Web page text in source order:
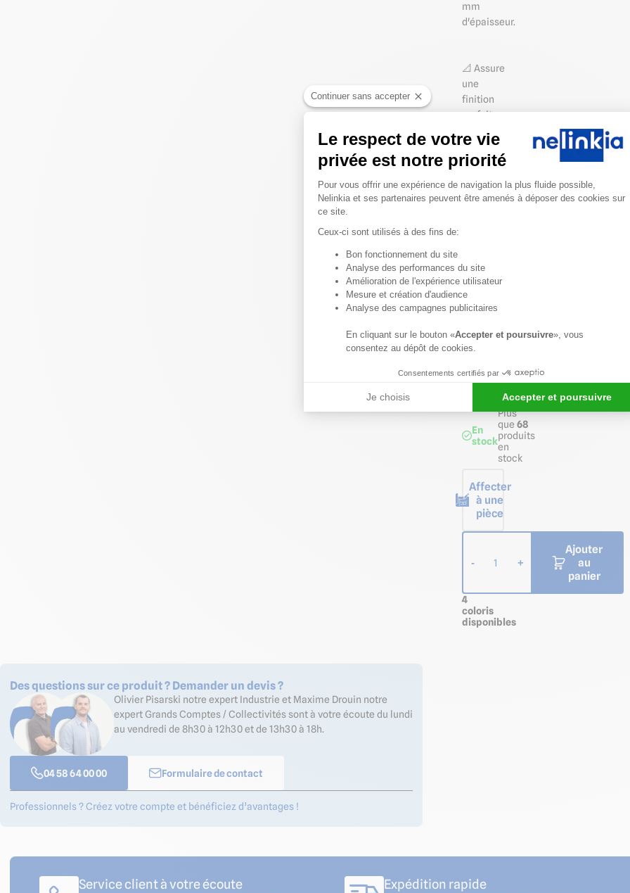
mm
d'épaisseur.
📐 Assure
une
finition
parfaite
⚪️ Coloris
foncé
Voir
détails
SÉLECTIONNEZ
CARACTÉRISTIQUE
1*
Longueur
En
stock
Plus
que 68
produits
en
stock
Affecter
à une
pièce
- 1 +
Ajouter
au
panier
4
coloris
disponibles
Des questions sur ce produit ? Demander un devis ?
Olivier Pisarski notre expert Industrie et Maxime Drouin notre
expert Grands Comptes / Collectivités sont à votre écoute du lundi
au vendredi de 8h30 à 12h30 et de 13h30 à 18h.
04 58 64 00 00 Formulaire de contact
Professionnels ? Créez votre compte et bénéficiez d’avantages !
Service client à votre écoute Expédition rapide
Continuer sans accepter
Le respect de votre vie
privée est notre priorité
Plateforme de Gestion du
Pour vous offrir une expérience de navigation la plus fluide possible,
Nelinkia et ses partenaires peuvent être amenés à déposer des cookies sur
ce site.
Ceux-ci sont utilisés à des fins de:
Bon fonctionnement du site
Analyse des performances du site
Amélioration de l'expérience utilisateur
Mesure et création d'audience
Analyse des campagnes publicitaires
En cliquant sur le bouton «Accepter et poursuivre», vous
consentez au dépôt de cookies.
Consentements certifiés par
Je choisis Accepter et poursuivre
Axeptio consent